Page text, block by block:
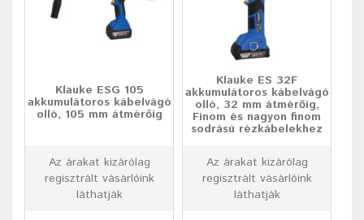
Klauke ESG 105
akkumulátoros kábelvágó
olló, 105 mm átmérőig
Az árakat kizárólag
regisztrált vásárlóink
láthatják
Klauke ES 32F
akkumulátoros kábelvágó
olló, 32 mm átmérőig,
Finom és nagyon finom
sodrású rézkábelekhez
Az árakat kizárólag
regisztrált vásárlóink
láthatják